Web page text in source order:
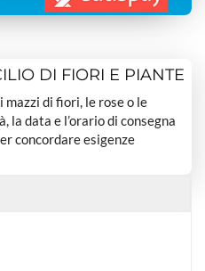
DI FIORI E PIANTE
mazzi di fiori, le rose o le
la data e l’orario di consegna
concordare esigenze